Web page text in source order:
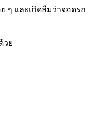
ๆ และเกิดลืมว่าจอดรถ
วย